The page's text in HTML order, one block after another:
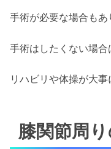
手術が必要な場合もあ
手術はしたくない場合
リハビリや体操が大事
膝関節周